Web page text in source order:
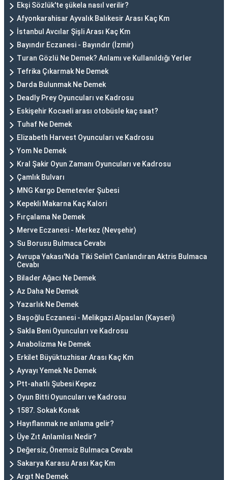
Ekşi Sözlük'te şükela nasıl verilir?
Afyonkarahisar Ayvalık Balıkesir Arası Kaç Km
İstanbul Avcılar Şişli Arası Kaç Km
Bayındır Eczanesi - Bayındır (İzmir)
Turan Gözlü Ne Demek? Anlamı ve Kullanıldığı Yerler
Tefrika Çıkarmak Ne Demek
Darda Bulunmak Ne Demek
Deadly Prey Oyuncuları ve Kadrosu
Eskişehir Kocaeli arası otobüsle kaç saat?
Tuhaf Ne Demek
Elizabeth Harvest Oyuncuları ve Kadrosu
Yom Ne Demek
Kral Şakir Oyun Zamanı Oyuncuları ve Kadrosu
Çamlık Bulvarı
MNG Kargo Demetevler Şubesi
Kepekli Makarna Kaç Kalori
Fırçalama Ne Demek
Merve Eczanesi - Merkez (Nevşehir)
Su Borusu Bulmaca Cevabı
Avrupa Yakası'Nda Tiki Selin'I Canlandıran Aktris Bulmaca
Cevabı
Bilader Ağacı Ne Demek
Az Daha Ne Demek
Yazarlık Ne Demek
Başoğlu Eczanesi - Melikgazi Alpaslan (Kayseri)
Sakla Beni Oyuncuları ve Kadrosu
Anabolizma Ne Demek
Erkilet Büyüktuzhisar Arası Kaç Km
Ayvayı Yemek Ne Demek
Ptt-ahatlı Şubesi Kepez
Oyun Bitti Oyuncuları ve Kadrosu
1587. Sokak Konak
Hayıflanmak ne anlama gelir?
Üye Zıt Anlamlısı Nedir?
Değersiz, Önemsiz Bulmaca Cevabı
Sakarya Karasu Arası Kaç Km
Argıt Ne Demek